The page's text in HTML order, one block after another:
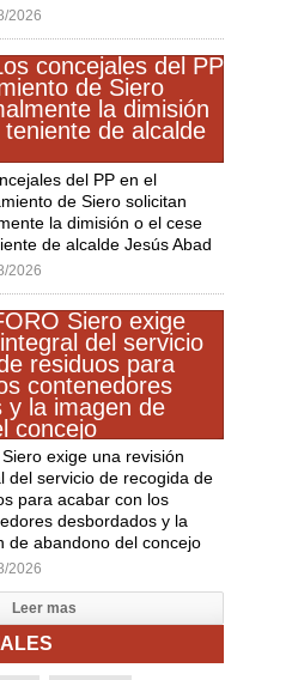
2026
del PP en el
de Siero solicitan
la dimisión o el cese
de alcalde Jesús Abad
2026
exige una revisión
del servicio de recogida de
para acabar con los
desbordados y la
de abandono del concejo
2026
Leer mas